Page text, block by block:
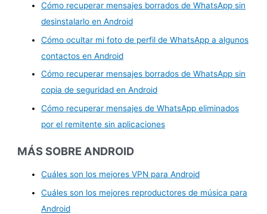
Cómo recuperar mensajes borrados de WhatsApp sin
desinstalarlo en Android
Cómo ocultar mi foto de perfil de WhatsApp a algunos
contactos en Android
Cómo recuperar mensajes borrados de WhatsApp sin
copia de seguridad en Android
Cómo recuperar mensajes de WhatsApp eliminados
por el remitente sin aplicaciones
MÁS SOBRE ANDROID
Cuáles son los mejores VPN para Android
Cuáles son los mejores reproductores de música para
Android